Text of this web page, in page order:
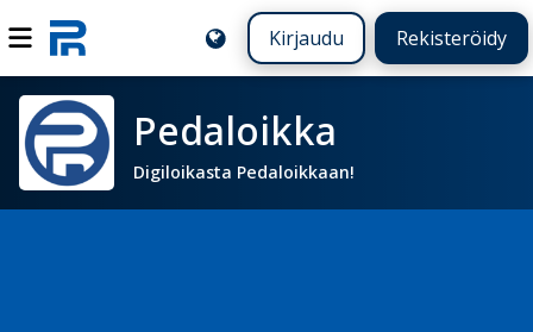
Kirjaudu Rekisteröidy
Pedaloikka
Digiloikasta Pedaloikkaan!